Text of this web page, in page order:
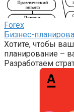
Forex
Бизнес-
Хотите, чтобы
планирование –
Разработаем